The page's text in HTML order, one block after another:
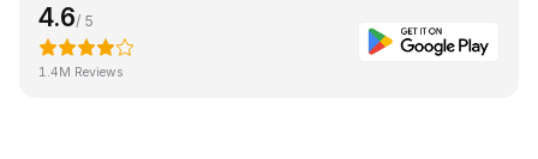
4.6/ 5
1.4M Reviews